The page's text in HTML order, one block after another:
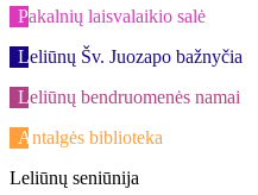
Pakalnių laisvalaikio salė
Leliūnų Šv. Juozapo bažnyčia
Leliūnų bendruomenės namai
Antalgės biblioteka
Leliūnų seniūnija